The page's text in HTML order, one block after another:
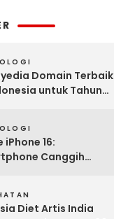
Domain Terbaik
untuk Tahun
iPhone 16:
Canggih
Diet Artis India